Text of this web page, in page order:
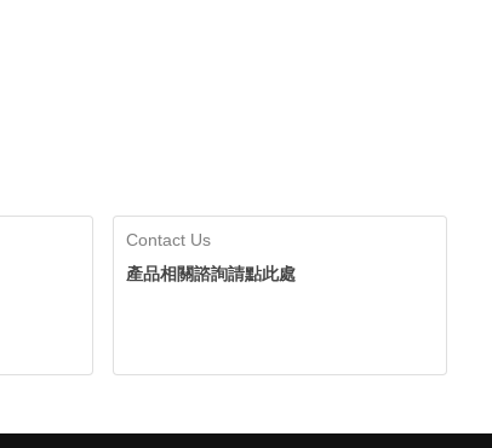
Contact Us
產品相關諮詢請點此處